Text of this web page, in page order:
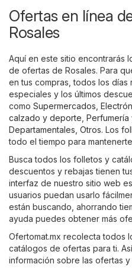
Ofertas en línea
Rosales
Aquí en este sitio encontrarás
de ofertas de Rosales. Para
en tus compras, todos los días
especiales y los últimos
como Supermercados
calzado y deporte Perfumería
Departamentales Otros. Los
todo el tiempo para
Busca todos los folletos y
descuentos y rebajas tienen
interfaz de nuestro sitio web
usuarios puedan usarlo
están buscando, ahorrando
ayuda puedes obtener más
Ofertomat.mx recolecta todos
catálogos de ofertas para ti.
información sobre las ofertas